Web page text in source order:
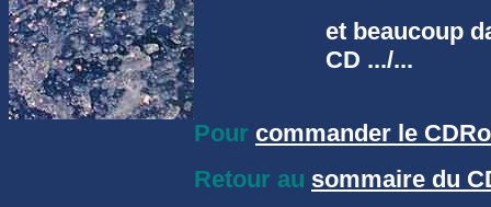
et beaucoup
CD .../...
Pour commander le
Retour au sommaire du